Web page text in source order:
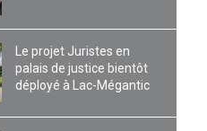
Le projet Juristes en
palais de justice bientôt
déployé à Lac-Mégantic